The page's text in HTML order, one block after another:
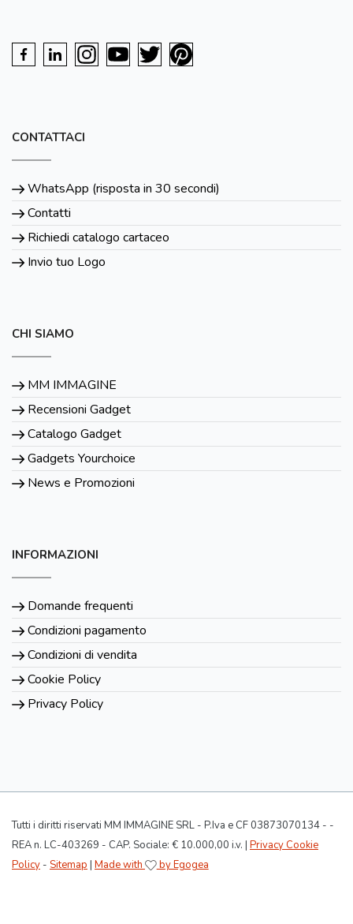
CONTATTACI
WhatsApp (risposta in 30 secondi)
Contatti
Richiedi catalogo cartaceo
Invio tuo Logo
CHI SIAMO
MM IMMAGINE
Recensioni Gadget
Catalogo Gadget
Gadgets Yourchoice
News e Promozioni
INFORMAZIONI
Domande frequenti
Condizioni pagamento
Condizioni di vendita
Cookie Policy
Privacy Policy
Tutti i diritti riservati MM IMMAGINE SRL - P.Iva e CF 03873070134 - -
REA n. LC-403269 - CAP. Sociale: € 10.000,00 i.v. | Privacy Cookie
Policy - Sitemap | Made with by Egogea